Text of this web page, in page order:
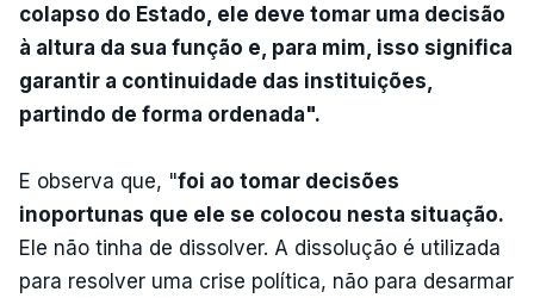
colapso do Estado, ele deve tomar uma decisão
à altura da sua função e, para mim, isso significa
garantir a continuidade das instituições,
partindo de forma ordenada".
E observa que, "foi ao tomar decisões
inoportunas que ele se colocou nesta situação.
Ele não tinha de dissolver. A dissolução é utilizada
para resolver uma crise política, não para desarmar